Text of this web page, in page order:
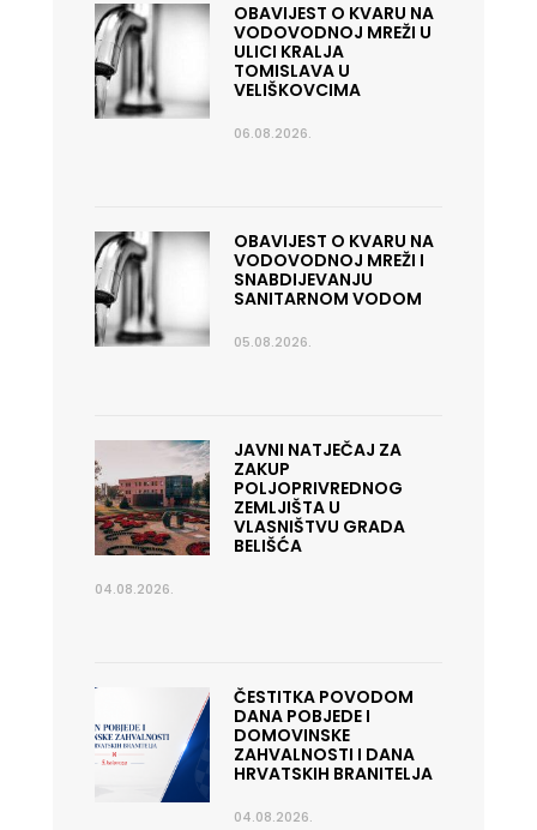
OBAVIJEST O KVARU NA
VODOVODNOJ MREŽI U
ULICI KRALJA
TOMISLAVA U
VELIŠKOVCIMA
06.08.2026.
OBAVIJEST O KVARU NA
VODOVODNOJ MREŽI I
SNABDIJEVANJU
SANITARNOM VODOM
05.08.2026.
JAVNI NATJEČAJ ZA
ZAKUP
POLJOPRIVREDNOG
ZEMLJIŠTA U
VLASNIŠTVU GRADA
BELIŠĆA
04.08.2026.
ČESTITKA POVODOM
DANA POBJEDE I
DOMOVINSKE
ZAHVALNOSTI I DANA
HRVATSKIH BRANITELJA
04.08.2026.